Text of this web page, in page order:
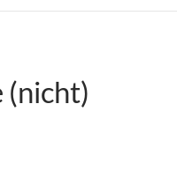
(nicht)